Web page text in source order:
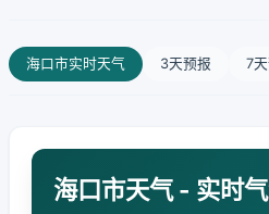
海口市实时天气 3天预报 7
海口市天气 - 实时